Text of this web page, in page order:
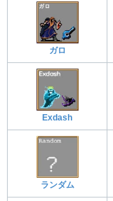
ガロ
Exdash
ランダム